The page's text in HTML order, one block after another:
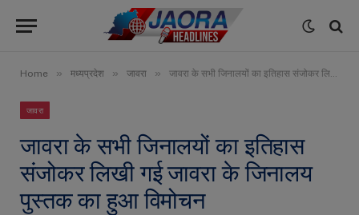
Home » मध्यप्रदेश » जावरा » जावरा के सभी जिनालयों का इतिहास संजोकर लिखी गई जावरा के जिनालय पुस्तक का हुआ विमोचन
जावरा
जावरा के सभी जिनालयों का इतिहास
संजोकर लिखी गई जावरा के जिनालय
पुस्तक का हुआ विमोचन